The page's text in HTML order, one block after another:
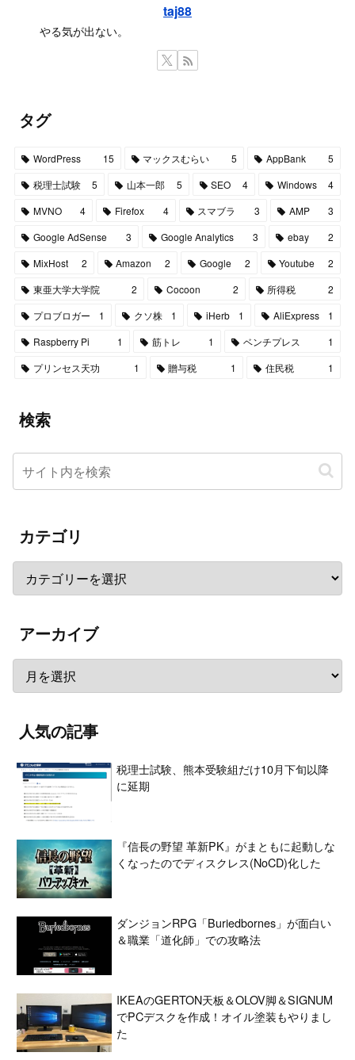
taj88
やる気が出ない。
タグ
WordPress 15 マックスむらい 5 AppBank
5
税理士試験
5 山本一郎 5 SEO 4 Windows
4
MVNO
4 Firefox 4 スマブラ 3 AMP
3
Google AdSense
3 Google Analytics 3 ebay
2
MixHost
2 Amazon 2 Google 2 Youtube
2
東亜大学大学院
2 Cocoon 2 所得税
2
プロブロガー
1 クソ株 1 iHerb 1 AliExpress
1
Raspberry Pi
1 筋トレ 1 ベンチプレス
1
プリンセス天功
1 贈与税 1 住民税 1
検索
カテゴリ
アーカイブ
人気の記事
税理士試験、熊本受験組だけ10月下旬以降
に延期
『信長の野望 革新PK』がまともに起動しな
くなったのでディスクレス(NoCD)化した
ダンジョンRPG「Buriedbornes」が面白い
＆職業「道化師」での攻略法
IKEAのGERTON天板＆OLOV脚＆SIGNUM
でPCデスクを作成！オイル塗装もやりまし
た